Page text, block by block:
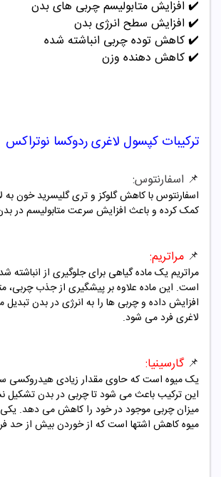
✔️ افزایش متابولیسم چربی های بدن
✔️ افزایش سطح انرژی بدن
✔️کاهش توده چربی انباشته شده
✔️کاهش دهنده وزن
ترکیبات کپسول لاغری ردوکسا نوتراکس
📌 اسفارنتوس:
اسفارنتوس با کاهش گلوکز و تری گلیسرید خون
کمک کرده و باعث افزایش سرعت متابولیسم در
📌 مراتریم:
مراتریم یک ماده گیاهی برای جلوگیری از
است. این ماده علاوه بر پیشگیری از جذب چربی،
افزایش داده و چربی ها را به انرژی در بدن
لاغری فرد می شود.
📌گارسینیا:
یک میوه است که حاوی مقدار زیادی هیدروکسی
این ترکیب باعث می شود تا چربی در بدن تشکیل
میزان چربی موجود در خود را کاهش می دهد.
میوه کاهش اشتها است که از خوردن بیش از حد